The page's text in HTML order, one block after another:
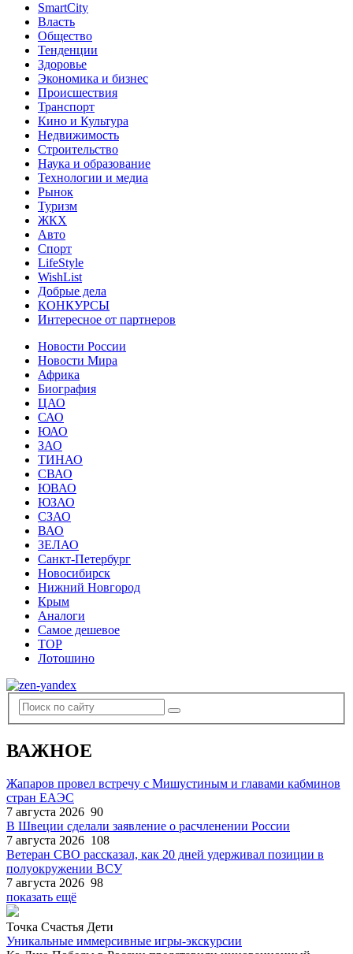
SmartCity
Власть
Общество
Тенденции
Здоровье
Экономика и бизнес
Происшествия
Транспорт
Кино и Культура
Недвижимость
Строительство
Наука и образование
Технологии и медиа
Рынок
Туризм
ЖКХ
Авто
Спорт
LifeStyle
WishList
Добрые дела
КОНКУРСЫ
Интересное от партнеров
Новости России
Новости Мира
Африка
Биография
ЦАО
САО
ЮАО
ЗАО
ТИНАО
СВАО
ЮВАО
ЮЗАО
СЗАО
ВАО
ЗЕЛАО
Санкт-Петербург
Новосибирск
Нижний Новгород
Крым
Аналоги
Самое дешевое
TOP
Лотошино
ВАЖНОЕ
Жапаров провел встречу с Мишустиным и главами кабминов
стран ЕАЭС
7 августа 2026 90
В Швеции сделали заявление о расчленении России
7 августа 2026 108
Ветеран СВО рассказал, как 20 дней удерживал позиции в
полуокружении ВСУ
7 августа 2026 98
показать ещё
Точка Счастья Дети
Уникальные иммерсивные игры-экскурсии